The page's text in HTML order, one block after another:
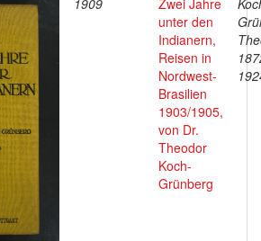
1909
Zwei Jahre
unter den
Indianern,
Reisen in
Nordwest-
Brasilien
1903/1905,
von Dr.
Theodor
Koch-
Grünberg